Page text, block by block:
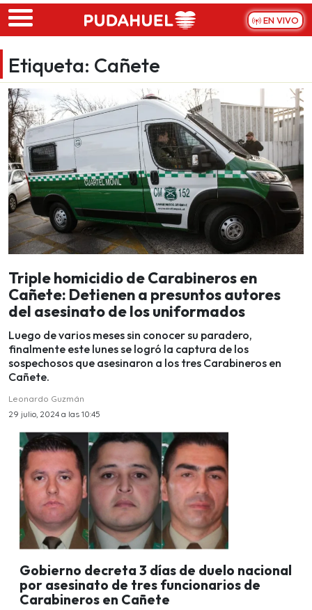
Skip to main content
EN VIVO
Etiqueta: Cañete
Triple homicidio de Carabineros en
Cañete: Detienen a presuntos autores
del asesinato de los uniformados
Luego de varios meses sin conocer su paradero,
finalmente este lunes se logró la captura de los
sospechosos que asesinaron a los tres Carabineros en
Cañete.
Leonardo Guzmán
29 julio, 2024 a las 10:45
Gobierno decreta 3 días de duelo nacional
por asesinato de tres funcionarios de
Carabineros en Cañete